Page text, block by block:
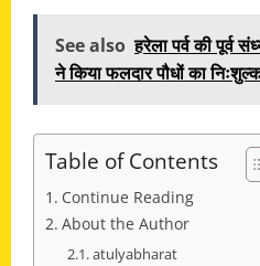
See also हरेला पर्व की पूर्व
ने किया फलदार पौधों का
Table of Contents
Continue Reading
About the Author
atulyabharat